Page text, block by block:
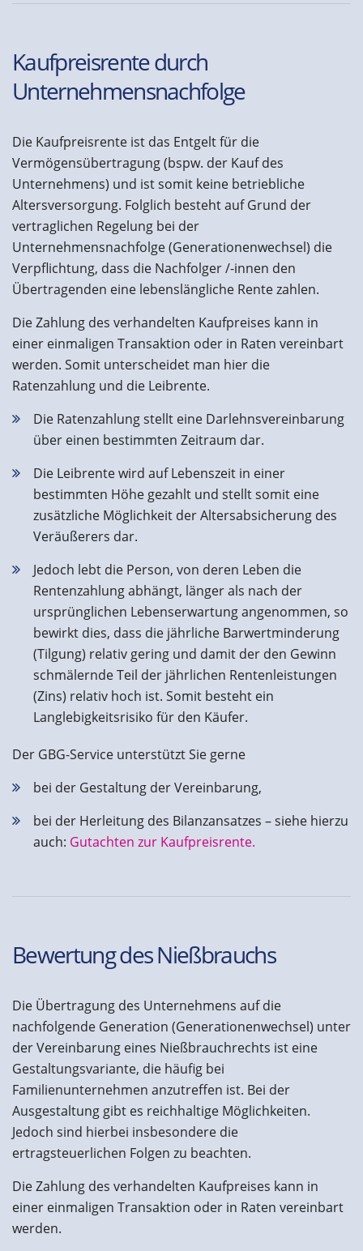
Kaufpreisrente durch
Unternehmensnachfolge
Die Kaufpreisrente ist das Entgelt für die
Vermögensübertragung (bspw. der Kauf des
Unternehmens) und ist somit keine betriebliche
Altersversorgung. Folglich besteht auf Grund der
vertraglichen Regelung bei der
Unternehmensnachfolge (Generationenwechsel) die
Verpflichtung, dass die Nachfolger /-innen den
Übertragenden eine lebenslängliche Rente zahlen.
Die Zahlung des verhandelten Kaufpreises kann in
einer einmaligen Transaktion oder in Raten vereinbart
werden. Somit unterscheidet man hier die
Ratenzahlung und die Leibrente.
Die Ratenzahlung stellt eine Darlehnsvereinbarung
über einen bestimmten Zeitraum dar.
Die Leibrente wird auf Lebenszeit in einer
bestimmten Höhe gezahlt und stellt somit eine
zusätzliche Möglichkeit der Altersabsicherung des
Veräußerers dar.
Jedoch lebt die Person, von deren Leben die
Rentenzahlung abhängt, länger als nach der
ursprünglichen Lebenserwartung angenommen, so
bewirkt dies, dass die jährliche Barwertminderung
(Tilgung) relativ gering und damit der den Gewinn
schmälernde Teil der jährlichen Rentenleistungen
(Zins) relativ hoch ist. Somit besteht ein
Langlebigkeitsrisiko für den Käufer.
Der GBG-Service unterstützt Sie gerne
bei der Gestaltung der Vereinbarung,
bei der Herleitung des Bilanzansatzes – siehe hierzu
auch: Gutachten zur Kaufpreisrente.
Bewertung des Nießbrauchs
Die Übertragung des Unternehmens auf die
nachfolgende Generation (Generationenwechsel) unter
der Vereinbarung eines Nießbrauchrechts ist eine
Gestaltungsvariante, die häufig bei
Familienunternehmen anzutreffen ist. Bei der
Ausgestaltung gibt es reichhaltige Möglichkeiten.
Jedoch sind hierbei insbesondere die
ertragsteuerlichen Folgen zu beachten.
Die Zahlung des verhandelten Kaufpreises kann in
einer einmaligen Transaktion oder in Raten vereinbart
werden.